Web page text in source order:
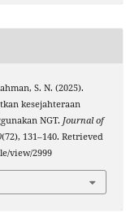
S. N. (2025).
kesejahteraan
NGT. Journal of
(72), 131–140. Retrieved
view/2999